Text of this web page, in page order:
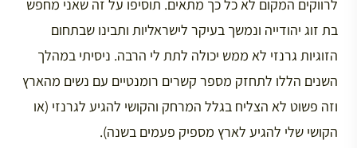
לרווקים המקום לא כל כך מתאים. תוסיפו על זה שאני מחפש
בת זוג יהודייה ונמשך בעיקר לישראליות ותבינו שבתחום
הזוגיות גרנזי לא ממש יכולה לתת לי הרבה. ניסיתי במהלך
השנים הללו לתחזק מספר קשרים רומנטיים עם נשים מהארץ
וזה פשוט לא הצליח בגלל המרחק והקושי להגיע לגרנזי (או
הקושי שלי להגיע לארץ מספיק פעמים בשנה).